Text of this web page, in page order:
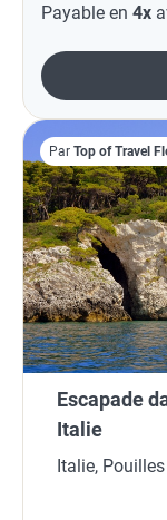
Payable en 4x
Par Top of Travel
Escapade
Italie
Italie, Pouilles